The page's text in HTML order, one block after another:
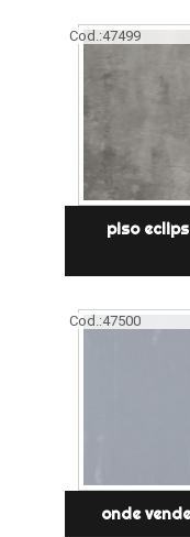
Cod.:47499
piso
Cod.:47500
onde